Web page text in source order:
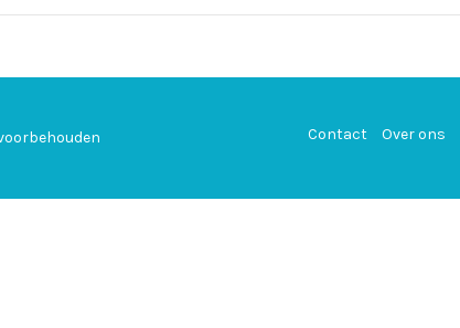
Contact Over ons